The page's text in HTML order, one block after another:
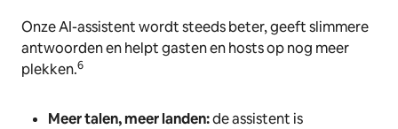
Onze AI-assistent wordt steeds beter, geeft slimmere
antwoorden en helpt gasten en hosts op nog meer
plekken.6
Meer talen, meer landen:de assistent is